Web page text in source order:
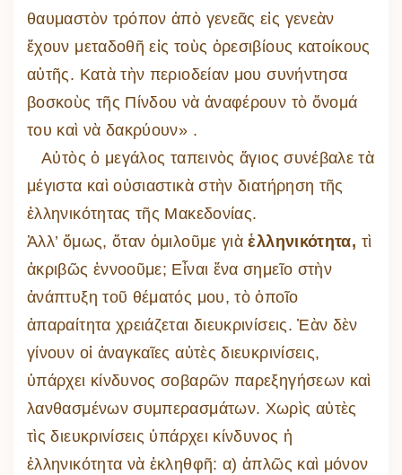
θαυμαστὸν τρόπον ἀπὸ γενεᾶς εἰς γενεὰν
ἔχουν μεταδοθῆ εἰς τοὺς ὀρεσιβίους κατοίκους
αὐτῆς. Κατὰ τὴν περιοδείαν μου συνήντησα
βοσκοὺς τῆς Πίνδου νὰ ἀναφέρουν τὸ ὄνομά
του καὶ νὰ δακρύουν» .
Αὐτὸς ὁ μεγάλος ταπεινὸς ἅγιος συνέβαλε τὰ
μέγιστα καὶ οὐσιαστικὰ στὴν διατήρηση τῆς
ἑλληνικότητας τῆς Μακεδονίας.
Ἀλλ’ ὅμως, ὅταν ὁμιλοῦμε γιὰ ἑλληνικότητα, τὶ
ἀκριβῶς ἐννοοῦμε; Εἶναι ἕνα σημεῖο στὴν
ἀνάπτυξη τοῦ θέματός μου, τὸ ὁποῖο
ἀπαραίτητα χρειάζεται διευκρινίσεις. Ἐὰν δὲν
γίνουν οἱ ἀναγκαῖες αὐτὲς διευκρινίσεις,
ὑπάρχει κίνδυνος σοβαρῶν παρεξηγήσεων καὶ
λανθασμένων συμπερασμάτων. Χωρὶς αὐτὲς
τὶς διευκρινίσεις ὑπάρχει κίνδυνος ἡ
ἑλληνικότητα νὰ ἐκληθφῆ: α) ἁπλῶς καὶ μόνον